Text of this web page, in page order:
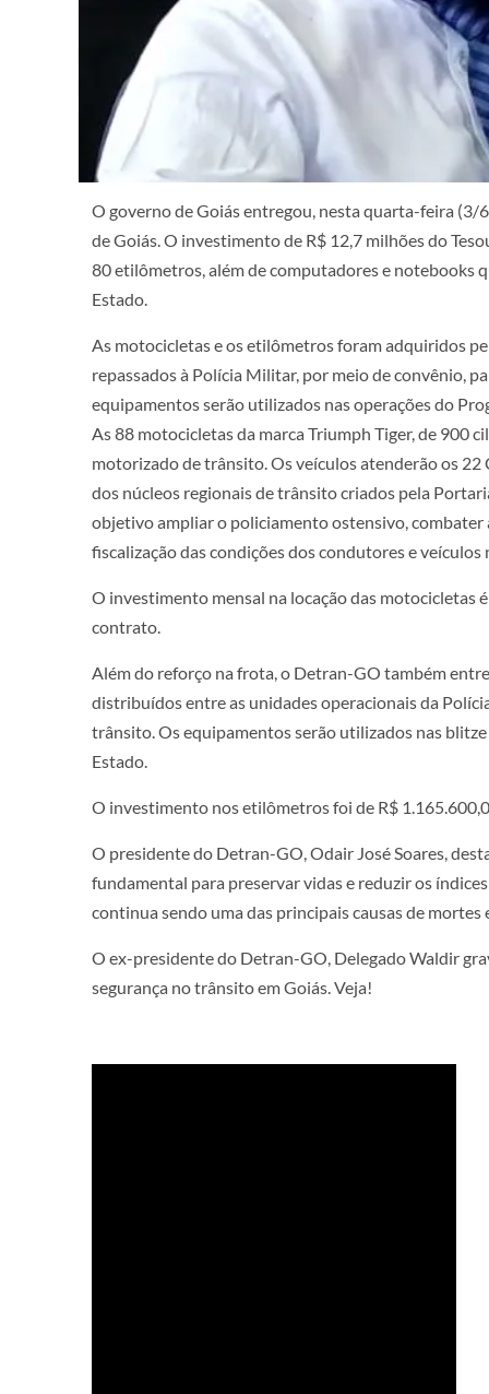
O governo de Goiás entregou, nesta quarta-feira (3/
de Goiás. O investimento de R$ 12,7 milhões do
80 etilômetros, além de computadores e notebooks
Estado.
As motocicletas e os etilômetros foram adquiridos
repassados à Polícia Militar, por meio de convênio,
equipamentos serão utilizados nas operações do
As 88 motocicletas da marca Triumph Tiger, de 900
motorizado de trânsito. Os veículos atenderão os
dos núcleos regionais de trânsito criados pela
objetivo ampliar o policiamento ostensivo,
fiscalização das condições dos condutores e veículos
O investimento mensal na locação das motocicletas
contrato.
Além do reforço na frota, o Detran-GO também
distribuídos entre as unidades operacionais da
trânsito. Os equipamentos serão utilizados nas blitze
Estado.
O investimento nos etilômetros foi de R$
O presidente do Detran-GO, Odair José Soares,
fundamental para preservar vidas e reduzir os
continua sendo uma das principais causas de mortes
O ex-presidente do Detran-GO, Delegado Waldir
segurança no trânsito em Goiás. Veja!